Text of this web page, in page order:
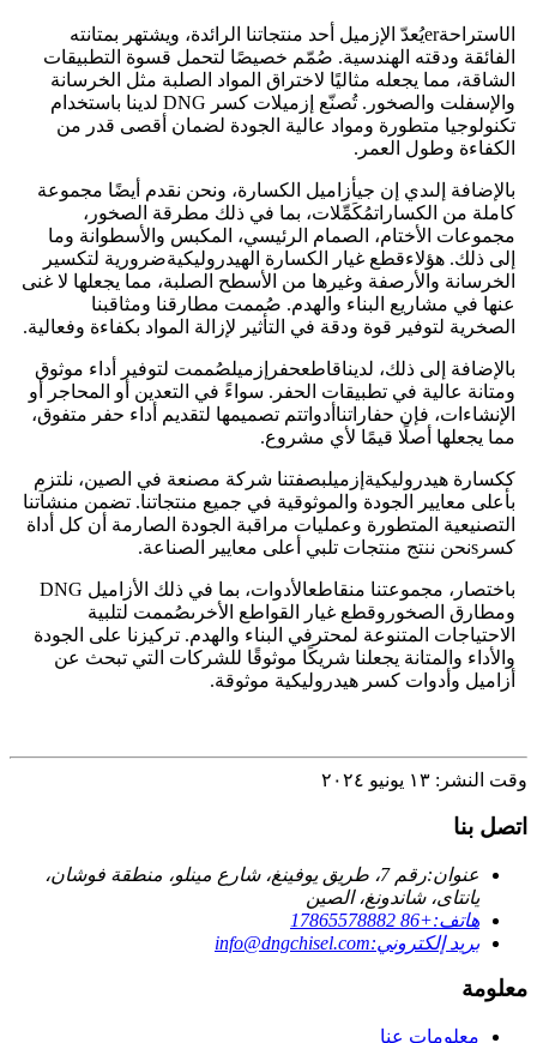
الاستراحةerيُعدّ الإزميل أحد منتجاتنا الرائدة، ويشتهر بمتانته
الفائقة ودقته الهندسية. صُمّم خصيصًا لتحمل قسوة التطبيقات
الشاقة، مما يجعله مثاليًا لاختراق المواد الصلبة مثل الخرسانة
والإسفلت والصخور. تُصنّع إزميلات كسر DNG لدينا باستخدام
تكنولوجيا متطورة ومواد عالية الجودة لضمان أقصى قدر من
الكفاءة وطول العمر.
بالإضافة إلىدي إن جيأزاميل الكسارة، ونحن نقدم أيضًا مجموعة
كاملة من الكساراتمُكَمِّلات، بما في ذلك مطرقة الصخور ،
مجموعات الأختام، الصمام الرئيسي، المكبس والأسطوانة وما
إلى ذلك. هؤلاءقطع غيار الكسارة الهيدروليكيةضرورية لتكسير
الخرسانة والأرصفة وغيرها من الأسطح الصلبة، مما يجعلها لا غنى
عنها في مشاريع البناء والهدم. صُممت مطارقنا ومثاقبنا
الصخرية لتوفير قوة ودقة في التأثير لإزالة المواد بكفاءة وفعالية.
بالإضافة إلى ذلك، لديناقاطعحفر إزميلصُممت لتوفير أداء موثوق
ومتانة عالية في تطبيقات الحفر. سواءً في التعدين أو المحاجر أو
الإنشاءات، فإن حفاراتنا أدواتتم تصميمها لتقديم أداء حفر متفوق،
مما يجعلها أصلًا قيمًا لأي مشروع.
ككسارة هيدروليكية إزميلبصفتنا شركة مصنعة في الصين، نلتزم
بأعلى معايير الجودة والموثوقية في جميع منتجاتنا. تضمن منشآتنا
التصنيعية المتطورة وعمليات مراقبة الجودة الصارمة أن كل أداة
كسر sنحن ننتج منتجات تلبي أعلى معايير الصناعة.
باختصار، مجموعتنا منقاطع
الأدوات، بما في ذلك الأزاميل DNG
ومطارق الصخور وقطع غيار القواطع الأخرىصُممت لتلبية
الاحتياجات المتنوعة لمحترفي البناء والهدم. تركيزنا على الجودة
والأداء والمتانة يجعلنا شريكًا موثوقًا للشركات التي تبحث عن
أزاميل وأدوات كسر هيدروليكية موثوقة.
وقت النشر: ١٣ يونيو ٢٠٢٤
اتصل بنا
عنوان:
رقم 7، طريق يوفينغ، شارع مينلو، منطقة فوشان،
يانتاى، شاندونغ، الصين
هاتف:+86 17865578882
بريد إلكتروني:info@dngchisel.com
معلومة
معلومات عنا